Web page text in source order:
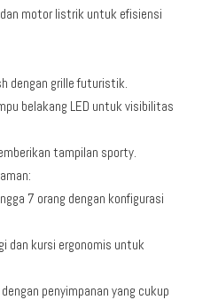
motor listrik untuk efisiensi
dengan grille futuristik.
belakang LED untuk visibilitas
tampilan sporty.
7 orang dengan konfigurasi
dan kursi ergonomis untuk
penyimpanan yang cukup